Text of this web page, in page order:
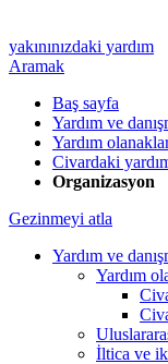
yakınınızdaki yardım
Aramak
Baş sayfa
Yardım ve
Yardım
Civardaki
Organizasyon
Gezinmeyi atla
Yardım ve
Yardım
İltica ve